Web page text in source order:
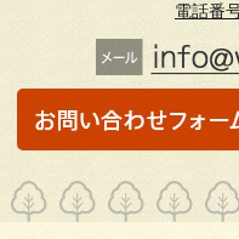
電話番